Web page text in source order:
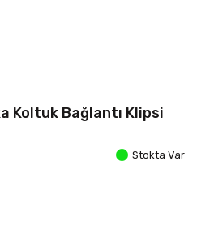
Koltuk Bağlantı Klipsi
Stokta Var